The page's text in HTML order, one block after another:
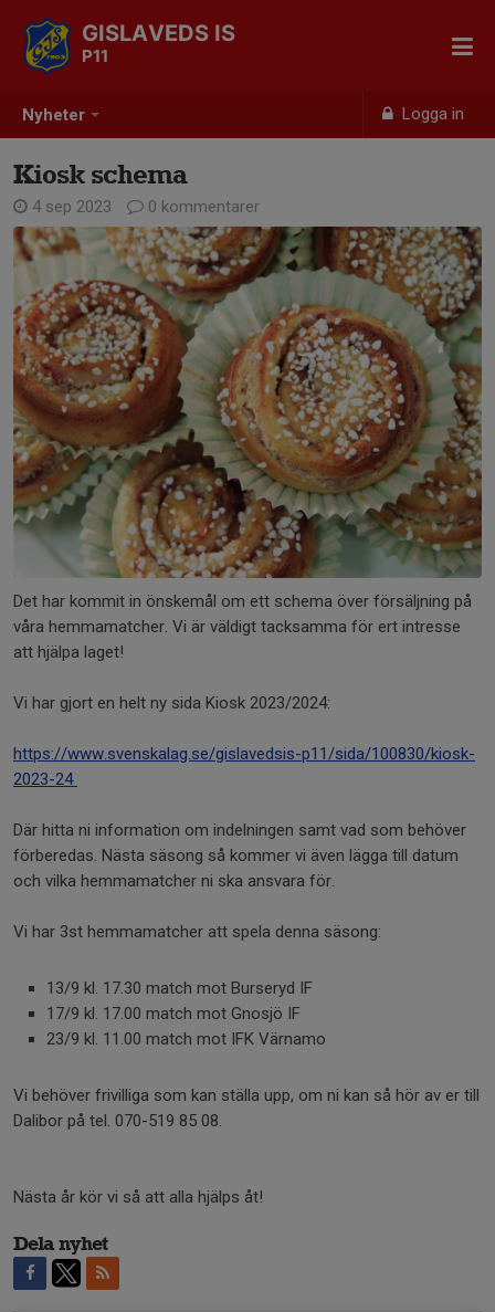
Nyheter Logga in
GISLAVEDS IS
P11
Kiosk schema
4 sep 2023 0 kommentarer
Det har kommit in önskemål om ett schema över försäljning på
våra hemmamatcher. Vi är väldigt tacksamma för ert intresse
att hjälpa laget!
Vi har gjort en helt ny sida Kiosk 2023/2024:
https://www.svenskalag.se/gislavedsis-p11/sida/100830/kiosk-
2023-24
Där hitta ni information om indelningen samt vad som behöver
förberedas. Nästa säsong så kommer vi även lägga till datum
och vilka hemmamatcher ni ska ansvara för.
Vi har 3st hemmamatcher att spela denna säsong:
13/9 kl. 17.30 match mot Burseryd IF
17/9 kl. 17.00 match mot Gnosjö IF
23/9 kl. 11.00 match mot IFK Värnamo
Vi behöver frivilliga som kan ställa upp, om ni kan så hör av er till
Dalibor på tel. 070-519 85 08.
Nästa år kör vi så att alla hjälps åt!
Dela nyhet